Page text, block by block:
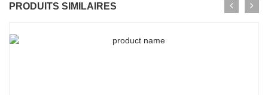
PRODUITS SIMILAIRES